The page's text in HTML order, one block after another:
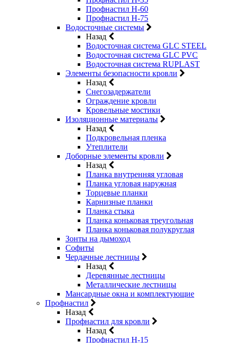
Профнастил Н-60
Профнастил Н-75
Водосточные системы
Назад
Водосточная система GLC STEEL
Водосточная система GLC PVC
Водосточная система RUPLAST
Элементы безопасности кровли
Назад
Снегозадержатели
Ограждение кровли
Кровельные мостики
Изоляционные материалы
Назад
Подкровельная пленка
Утеплители
Доборные элементы кровли
Назад
Планка внутренняя угловая
Планка угловая наружная
Торцевые планки
Карнизные планки
Планка стыка
Планка коньковая треугольная
Планка коньковая полукруглая
Зонты на дымоход
Софиты
Чердачные лестницы
Назад
Деревянные лестницы
Металлические лестницы
Мансардные окна и комплектующие
Профнастил
Назад
Профнастил для кровли
Назад
Профнастил Н-15